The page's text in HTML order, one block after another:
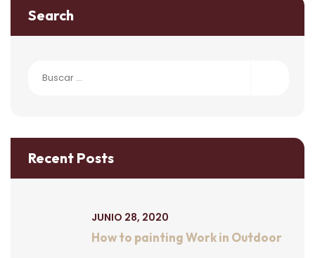
Search
Recent Posts
JUNIO 28, 2020
How to painting Work in Outdoor